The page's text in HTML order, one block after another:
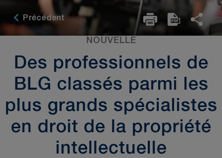
Précédent
NOUVELLE
Des professionnels de
BLG classés parmi les
plus grands spécialistes
en droit de la propriété
intellectuelle